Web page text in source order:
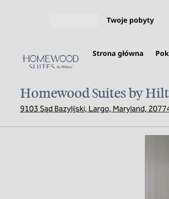
Twoje pobyty
Strona główna
Homewood Suites by
9103 Sąd Bazylijski, Largo, Maryland,